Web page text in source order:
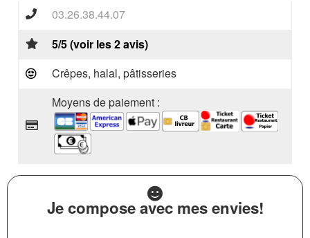
03.26.38.44.07
5/5 (voir les 2 avis)
Crêpes, halal, pâtisseries
Moyens de paiement :
Je compose avec mes envies!